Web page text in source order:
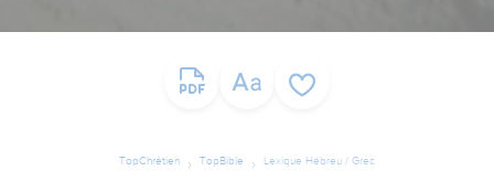
TopChrétien TopBible Lexique Hébreu / Grec